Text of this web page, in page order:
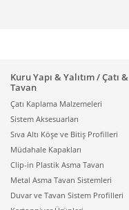
Kuru Yapı & Yalıtım / Çatı &
Tavan
Çatı Kaplama Malzemeleri
Sistem Aksesuarları
Sıva Altı Köşe ve Bitiş Profilleri
Müdahale Kapakları
Clip-in Plastik Asma Tavan
Metal Asma Tavan Sistemleri
Duvar ve Tavan Sistem Profilleri